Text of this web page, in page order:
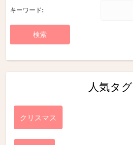
キーワード:
人気タグ
クリスマス